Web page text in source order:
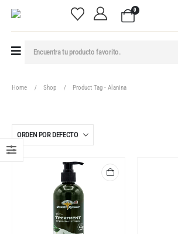
0
Home Shop Product Tag - Alanina